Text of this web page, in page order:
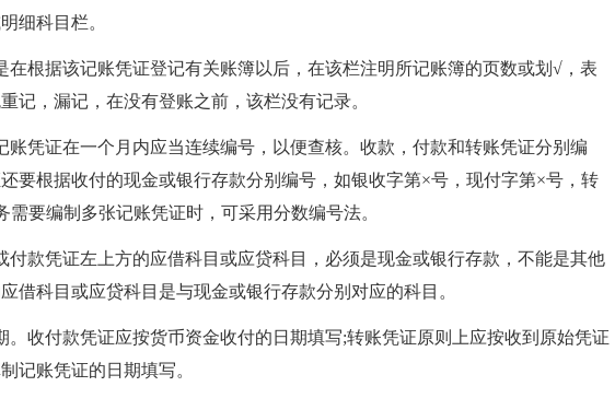
细科目栏。
在根据该记账凭证登记有关账簿以后，在该栏注明所记账簿的页数或划√，表
记，漏记，在没有登账之前，该栏没有记录。
账凭证在一个月内应当连续编号，以便查核。收款，付款和转账凭证分别编
要根据收付的现金或银行存款分别编号，如银收字第×号，现付字第×号，转
需要编制多张记账凭证时，可采用分数编号法。
付款凭证左上方的应借科目或应贷科目，必须是现金或银行存款，不能是其他
借科目或应贷科目是与现金或银行存款分别对应的科目。
。收付款凭证应按货币资金收付的日期填写;转账凭证原则上应按收到原始凭证
记账凭证的日期填写。